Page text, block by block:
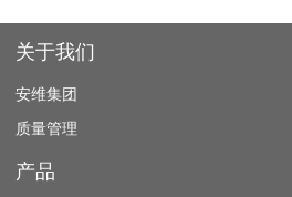
关于我们
安维集团
质量管理
产品